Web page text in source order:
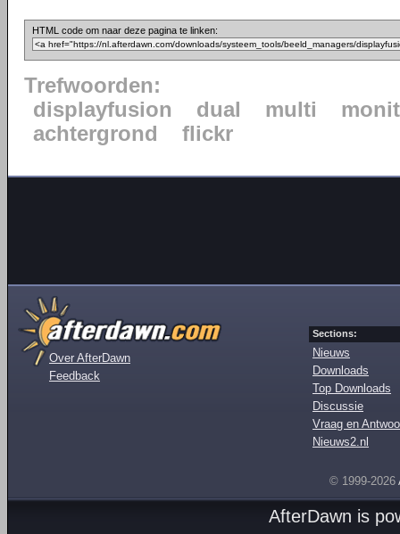
HTML code om naar deze pagina te linken:
Trefwoorden:
displayfusion
dual multi
achtergrond
flickr
Over AfterDawn
Feedback
Sections:
Nieuws
Downloads
Top Downloads
Discussie
Vraag en
Nieuws2.nl
© 1999-2026
AfterDawn is